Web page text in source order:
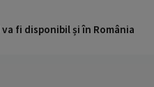
fi disponibil și în România